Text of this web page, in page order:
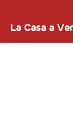
La Casa a